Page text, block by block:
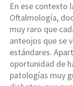
En ese contexto
Oftalmología,
muy raro que
anteojos que se
estándares.
oportunidad de
patologías muy